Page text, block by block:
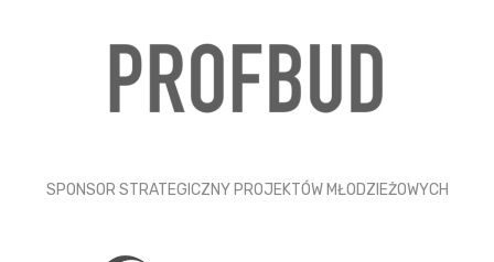
SPONSOR STRATEGICZNY PROJEKTÓW MŁODZIEŻOWYCH